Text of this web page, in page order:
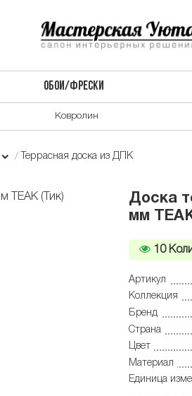
ОБОИ/ФРЕСКИ
Ковролин
Террасная доска из ДПК
Доска
мм
10
Артикул
Коллекция
Бренд
Страна
Цвет
Материал
Единица